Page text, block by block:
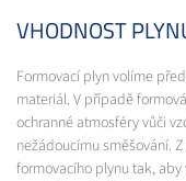
VHODNOST
Formovací plyn volíme
materiál. V případě
ochranné atmosféry vůči
nežádoucímu směšování.
formovacího plynu tak,